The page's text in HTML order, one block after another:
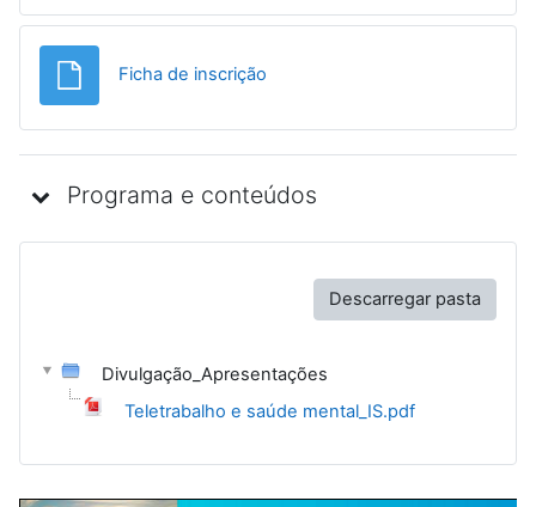
Ficha de inscrição
Programa e conteúdos
Descarregar pasta
Divulgação_Apresentações
Teletrabalho e saúde mental_IS.pdf